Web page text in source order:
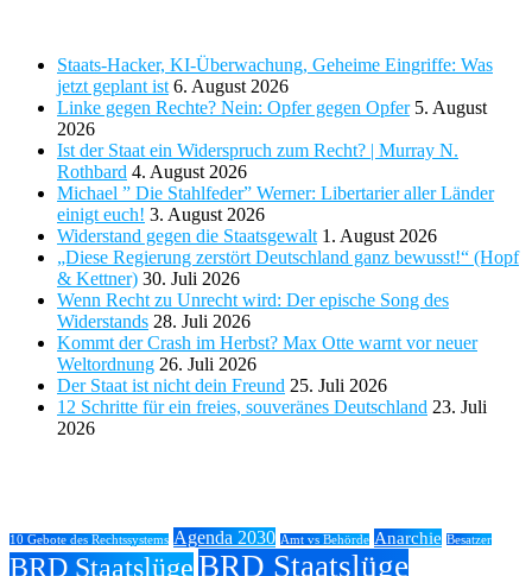
Staats-Hacker, KI-Überwachung, Geheime Eingriffe: Was
jetzt geplant ist 6. August 2026
Linke gegen Rechte? Nein: Opfer gegen Opfer 5. August
2026
Ist der Staat ein Widerspruch zum Recht? | Murray N.
Rothbard 4. August 2026
Michael ” Die Stahlfeder” Werner: Libertarier aller Länder
einigt euch! 3. August 2026
Widerstand gegen die Staatsgewalt 1. August 2026
„Diese Regierung zerstört Deutschland ganz bewusst!“ (Hopf
& Kettner) 30. Juli 2026
Wenn Recht zu Unrecht wird: Der epische Song des
Widerstands 28. Juli 2026
Kommt der Crash im Herbst? Max Otte warnt vor neuer
Weltordnung 26. Juli 2026
Der Staat ist nicht dein Freund 25. Juli 2026
12 Schritte für ein freies, souveränes Deutschland 23. Juli
2026
10 Gebote des Rechtssystems Agenda 2030 Amt vs Behörde Anarchie Besatzer
BRD StaatslügeBRD Staatslüge